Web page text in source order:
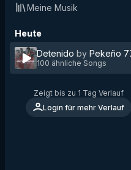
Meine Musik
Heute
Detenido by Pekeño
100 ähnliche Songs
Zeigt bis zu 1 Tag Verlauf
Login für mehr Verlauf